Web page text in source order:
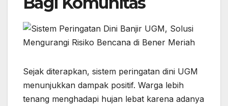
Sejak diterapkan, sistem peringatan dini UGM
menunjukkan dampak positif. Warga lebih
tenang menghadapi hujan lebat karena adanya